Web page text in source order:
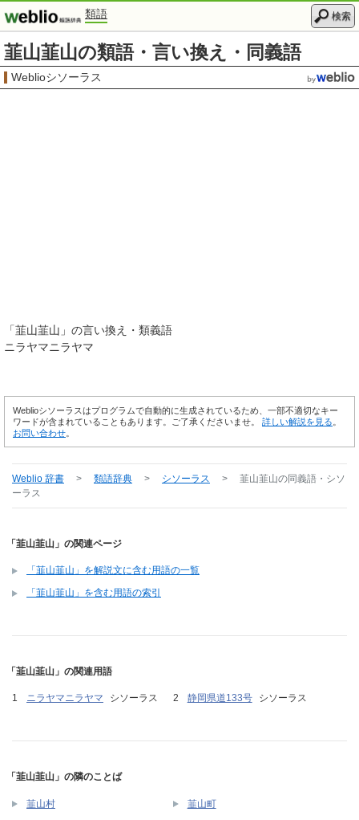
類語 検索
韮山韮山の類語・言い換え・同義語
Weblioシソーラス
「韮山韮山 」の言い換え・類義語
ニラヤマニラヤマ
Weblioシソーラスはプログラムで自動的に生成されているため、一部不適切なキー
ワードが含まれていることもあります。ご了承くださいませ。 詳しい解説を見る
お問い合わせ
Weblio 辞書 > 類語辞典 > シソーラス > 韮山韮山の同義語・シソ
ーラス
「韮山韮山」の関連ページ
「韮山韮山」を解説文に含む用語の一覧
「韮山韮山」を含む用語の索引
「韮山韮山」の関連用語
ニラヤマニラヤマ シソーラス 静岡県道133号 シソーラス
「韮山韮山」の隣のことば
韮山村 韮山町